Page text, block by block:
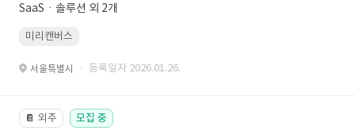
SaaSㆍ솔루션 외 2개
미리캔버스
서울특별시 · 등록일자 2026.01.26.
📔 외주 모집 중